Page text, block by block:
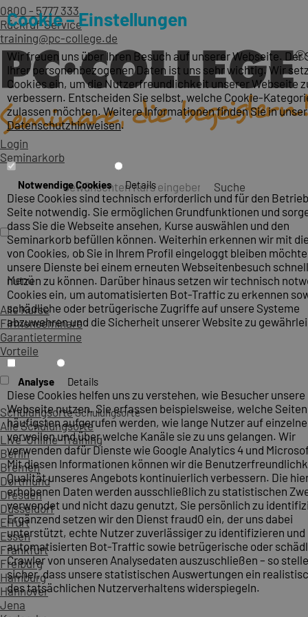
0800 - 5777 333
Rückruf-Service
training@pc-college.de
Login
Seminarkorb
Suche
Menü
Alle Kurse
Firmenseminare
Garantietermine
Vorteile
SchulungsorteSchulungsorte
Alle Schulungsorte
Live-Online-Training
Berlin
Bremen
Dortmund
Dresden
Düsseldorf
Erfurt
Essen
Frankfurt
Freiburg
Hamburg
Hannover
Jena
Cookie – Einstellungen
Wir freuen uns über Ihren Besuch auf unserer Webseite. Der
Ihrer personenbezogenen Daten ist uns sehr wichtig. Wir
Cookies ein, um die Nutzerfreundlichkeit unserer Webseite
verbessern. Entscheiden Sie selbst, welche Cookie-
zulassen möchten. Weitere Informationen finden Sie in
Datenschutzhinweisen.
Notwendige Cookies Details
Diese Cookies sind technisch erforderlich und für den
Seite notwendig. Sie ermöglichen Grundfunktionen und
dass Sie die Webseite ansehen, Kurse auswählen und den
Seminarkorb befüllen können. Weiterhin erkennen wir mit
von Cookies, ob Sie in Ihrem Profil eingeloggt bleiben
unsere Dienste bei einem erneuten Webseitenbesuch
nutzen zu können. Darüber hinaus setzen wir technisch
Cookies ein, um automatisierten Bot-Traffic zu erkennen
schädliche oder betrügerische Zugriffe auf unsere Systeme
abzuwehren und die Sicherheit unserer Website zu
Analyse Details
Diese Cookies helfen uns zu verstehen, wie Besucher unsere
Webseite nutzen. Sie erfassen beispielsweise, welche
häufigsten aufgerufen werden, wie lange Nutzer auf
verweilen und über welche Kanäle sie zu uns gelangen. Wir
verwenden dafür Dienste wie Google Analytics 4 und
Mit diesen Informationen können wir die
Qualität unseres Angebots kontinuierlich verbessern. Die
erhobenen Daten werden ausschließlich zu statistischen
verwendet und nicht dazu genutzt, Sie persönlich zu
Ergänzend setzen wir den Dienst fraud0 ein, der uns dabei
unterstützt, echte Nutzer zuverlässiger zu identifizieren und
automatisierten Bot-Traffic sowie betrügerische oder
Crawler von unseren Analysedaten auszuschließen – so
sicher, dass unsere statistischen Auswertungen ein
des tatsächlichen Nutzerverhaltens widerspiegeln.